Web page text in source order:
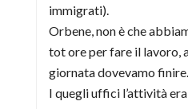
immigrati).
Orbene, non è che
tot ore per fare il lavoro,
giornata dovevamo finire.
I quegli uffici l’attività